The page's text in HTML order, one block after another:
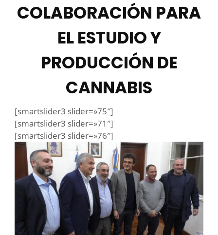
COLABORACIÓN PARA
EL ESTUDIO Y
PRODUCCIÓN DE
CANNABIS
[smartslider3 slider=»75″]
[smartslider3 slider=»71″]
[smartslider3 slider=»76″]